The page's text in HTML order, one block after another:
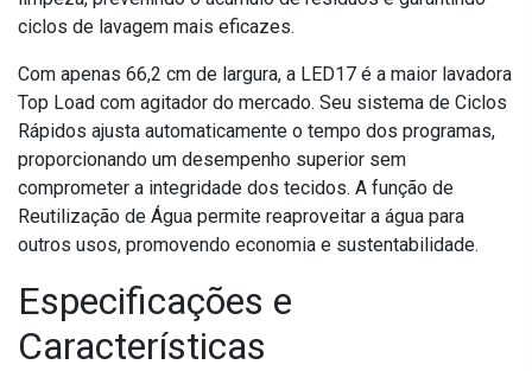
ciclos de lavagem mais eficazes.
Com apenas 66,2 cm de largura, a LED17 é a maior lavadora
Top Load com agitador do mercado. Seu sistema de Ciclos
Rápidos ajusta automaticamente o tempo dos programas,
proporcionando um desempenho superior sem
comprometer a integridade dos tecidos. A função de
Reutilização de Água permite reaproveitar a água para
outros usos, promovendo economia e sustentabilidade.
Especificações e
Características